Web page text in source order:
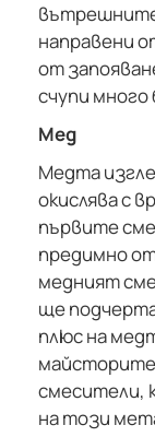
направени
от
счупи много
Мед
Медта
окислява с
първите
предимно
медният
ще
плюс на
майсторите
смесители,
на този